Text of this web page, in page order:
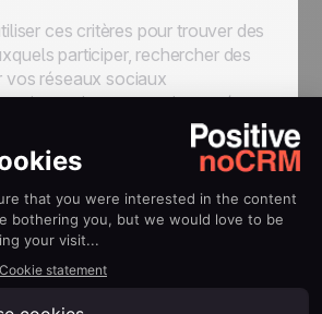
ces critères pour trouver des
participer, rechercher des
vos réseaux sociaux
aussi pour constituer et/ou
de données afin d'
obtenir
et de réunions.
peut également vous aider à
lancer votre entreprise sur
Avez-vous suffisamment de
cela en vaille la peine ?